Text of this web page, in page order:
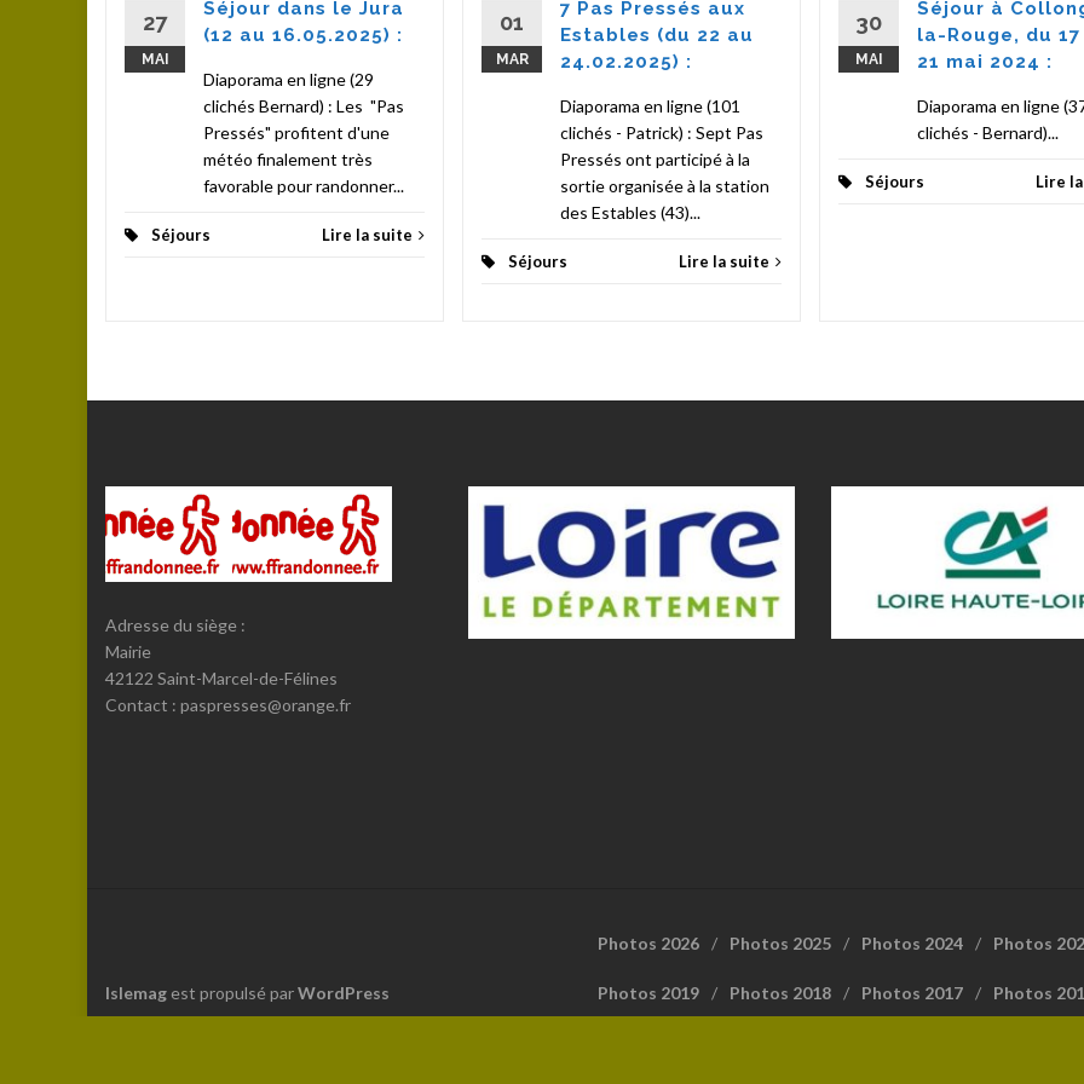
27
MAI
Séjour dans le Jura
(12 au 16.05.2025) :
Diaporama en ligne (29
clichés Bernard) : Les "Pas
Pressés" profitent d'une
météo finalement très
favorable pour randonner...
Séjours Lire la suite
01
MAR
7 Pas Pressés aux
Estables (du 22 au
24.02.2025) :
Diaporama en ligne (101
clichés - Patrick) : Sept Pas
Pressés ont participé à la
sortie organisée à la station
des Estables (43)...
Séjours Lire la suite
30
MAI
Séjour à
la-Rouge, du
21 mai 2024 :
Diaporama en ligne
clichés - Bernard)...
Séjours Lire
Adresse du siège :
Mairie
42122 Saint-Marcel-de-Félines
Contact : paspresses@orange.fr
Photos 2026 Photos 2025 Photos 2024 Photos
Photos 2019 Photos 2018 Photos 2017 Photos
Islemag est propulsé parWordPress